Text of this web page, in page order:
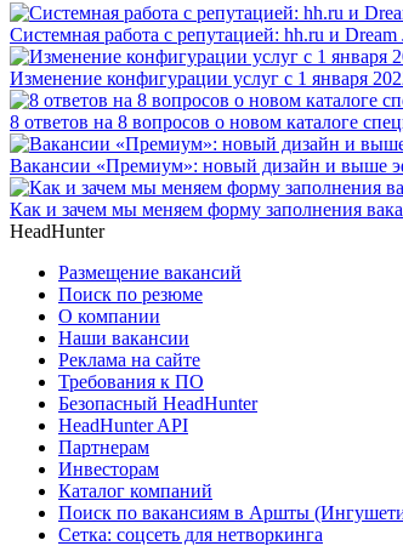
Системная работа с репутацией: hh.ru и
Изменение конфигурации услуг с 1 января
8 ответов на 8 вопросов о новом каталоге
Вакансии «Премиум»: новый дизайн и выше
Как и зачем мы меняем форму заполнения
HeadHunter
Размещение вакансий
Поиск по резюме
О компании
Наши вакансии
Реклама на сайте
Требования к ПО
Безопасный HeadHunter
HeadHunter API
Партнерам
Инвесторам
Каталог компаний
Поиск по вакансиям в Аршты
Сетка: соцсеть для нетворкинга